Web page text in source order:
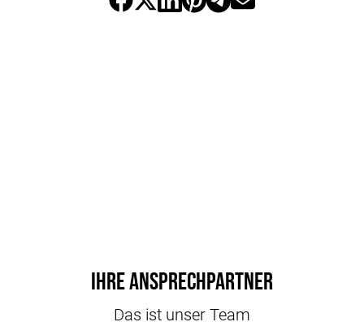
Ihre Ansprechpartner
Das ist unser Team